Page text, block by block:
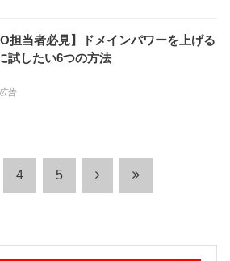
担当者必見】ドメインパワーを上げる
試したい6つの方法
告
4 5